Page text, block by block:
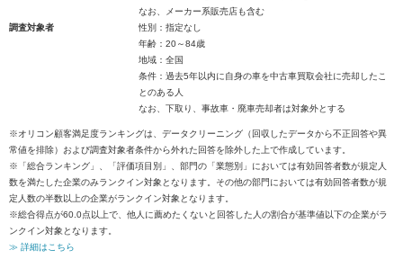
なお、メーカー系販売店も含む
調査対象者
性別：指定なし
年齢：20～84歳
地域：全国
条件：過去5年以内に自身の車を中古車買取会社に売却したこ
とのある人
なお、下取り、事故車・廃車売却者は対象外とする
※オリコン顧客満足度ランキングは、データクリーニング（回収したデータから不正回答や異
常値を排除）および調査対象者条件から外れた回答を除外した上で作成しています。
※「総合ランキング」、「評価項目別」、部門の「業態別」においては有効回答者数が規定人
数を満たした企業のみランクイン対象となります。その他の部門においては有効回答者数が規
定人数の半数以上の企業がランクイン対象となります。
※総合得点が60.0点以上で、他人に薦めたくないと回答した人の割合が基準値以下の企業がラ
ンクイン対象となります。
≫ 詳細はこちら